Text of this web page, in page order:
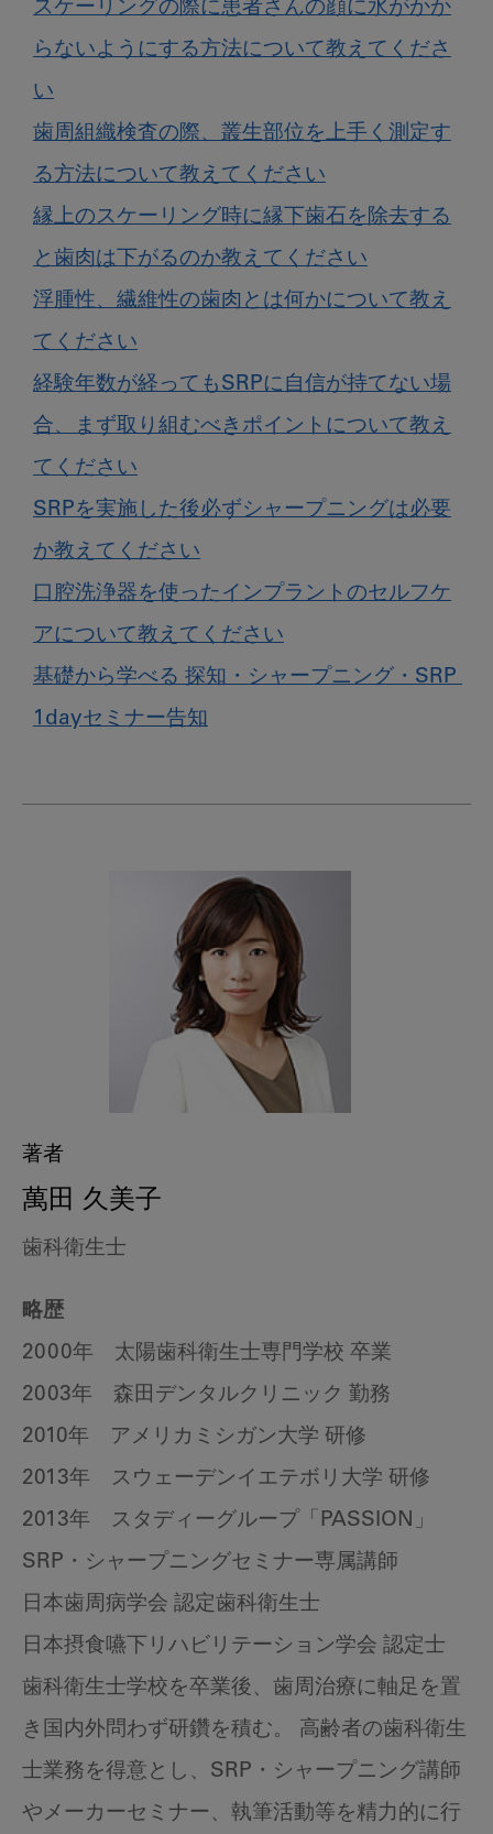
スケーリングの際に患者さんの顔に水がかか
らないようにする方法について教えてくださ
い
歯周組織検査の際、叢生部位を上手く測定す
る方法について教えてください
縁上のスケーリング時に縁下歯石を除去する
と歯肉は下がるのか教えてください
浮腫性、繊維性の歯肉とは何かについて教え
てください
経験年数が経ってもSRPに自信が持てない場
合、まず取り組むべきポイントについて教え
てください
SRPを実施した後必ずシャープニングは必要
か教えてください
口腔洗浄器を使ったインプラントのセルフケ
アについて教えてください
基礎から学べる 探知・シャープニング・SRP
1dayセミナー告知
著者
萬田 久美子
歯科衛生士
略歴
2000年 太陽歯科衛生士専門学校 卒業
2003年 森田デンタルクリニック 勤務
2010年 アメリカミシガン大学 研修
2013年 スウェーデンイエテボリ大学 研修
2013年 スタディーグループ「PASSION」
SRP・シャープニングセミナー専属講師
日本歯周病学会 認定歯科衛生士
日本摂食嚥下リハビリテーション学会 認定士
歯科衛生士学校を卒業後、歯周治療に軸足を置
き国内外問わず研鑽を積む。 高齢者の歯科衛生
士業務を得意とし、SRP・シャープニング講師
やメーカーセミナー、執筆活動等を精力的に行